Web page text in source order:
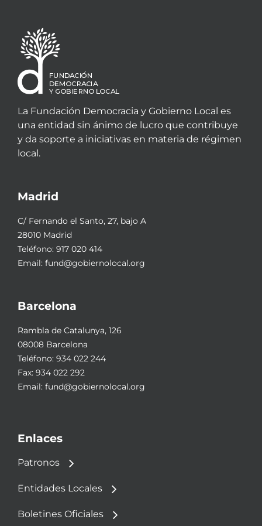
La Fundación Democracia y Gobierno Local es
una entidad sin ánimo de lucro que contribuye
y da soporte a iniciativas en materia de régimen
local.
Madrid
C/ Fernando el Santo, 27, bajo A
28010 Madrid
Teléfono: 917 020 414
Email: fund@gobiernolocal.org
Barcelona
Rambla de Catalunya, 126
08008 Barcelona
Teléfono: 934 022 244
Fax: 934 022 292
Email: fund@gobiernolocal.org
Enlaces
Patronos
Entidades Locales
Boletines Oficiales